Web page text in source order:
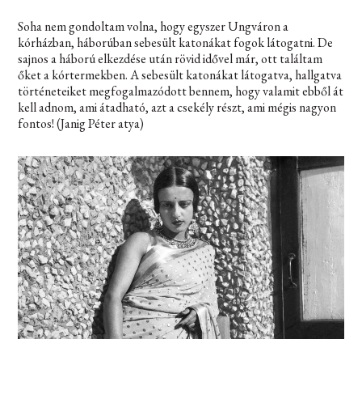
Soha nem gondoltam volna, hogy egyszer Ungváron a
kórházban, háborúban sebesült katonákat fogok látogatni. De
sajnos a háború elkezdése után rövid idővel már, ott találtam
őket a kórtermekben. A sebesült katonákat látogatva, hallgatva
történeteiket megfogalmazódott bennem, hogy valamit ebből át
kell adnom, ami átadható, azt a csekély részt, ami mégis nagyon
fontos! (Janig Péter atya)